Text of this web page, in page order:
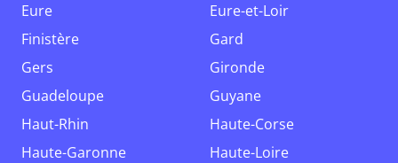
Eure
Eure-et-Loir
Finistère
Gard
Gers
Gironde
Guadeloupe
Guyane
Haut-Rhin
Haute-Corse
Haute-Garonne
Haute-Loire